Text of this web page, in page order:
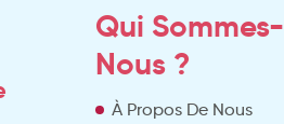
Qui Sommes-
Nous ?
À Propos De Nous